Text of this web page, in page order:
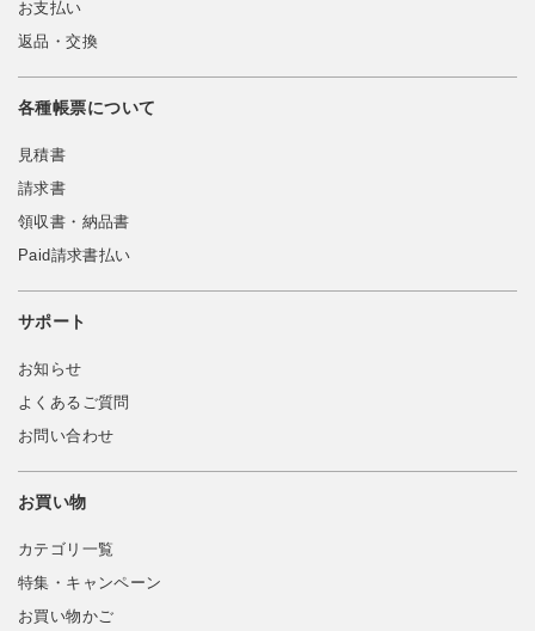
お支払い
返品・交換
各種帳票について
見積書
請求書
領収書・納品書
Paid請求書払い
サポート
お知らせ
よくあるご質問
お問い合わせ
お買い物
カテゴリ一覧
特集・キャンペーン
お買い物かご